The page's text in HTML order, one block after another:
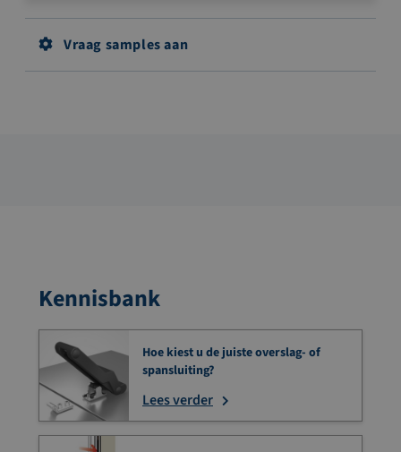
Vraag samples aan
Kennisbank
Hoe kiest u de juiste overslag- of
spansluiting?
Lees verder